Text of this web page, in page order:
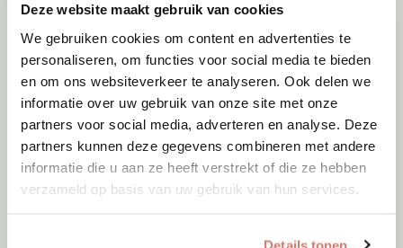
Deze website maakt gebruik van cookies
We gebruiken cookies om content en advertenties te
personaliseren, om functies voor social media te bieden
en om ons websiteverkeer te analyseren. Ook delen we
informatie over uw gebruik van onze site met onze
partners voor social media, adverteren en analyse. Deze
partners kunnen deze gegevens combineren met andere
informatie die u aan ze heeft verstrekt of die ze hebben
verzameld op basis van uw gebruik van hun services.
Details tonen